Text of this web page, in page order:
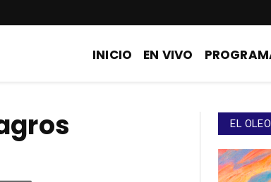
INICIO EN VIVO
EL